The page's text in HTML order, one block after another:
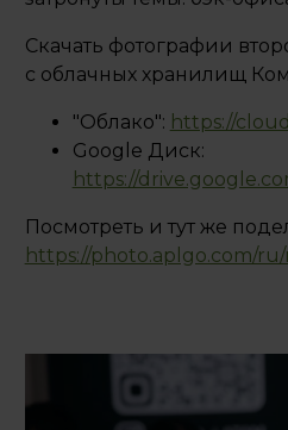
Скачать фотографии
с облачных хранилищ
"Облако": https://
Google Диск:
https://
Посмотреть и тут же
https://photo.aplgo.com/